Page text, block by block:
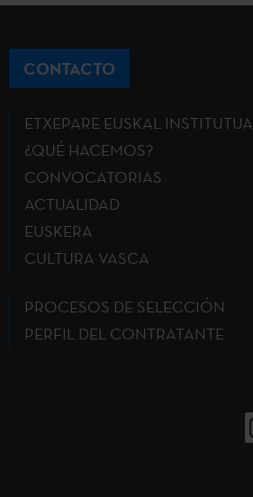
CONTACTO
ETXEPARE EUSKAL INSTITUTUA
¿QUÉ HACEMOS?
CONVOCATORIAS
ACTUALIDAD
EUSKERA
CULTURA VASCA
PROCESOS DE SELECCIÓN
PERFIL DEL CONTRATANTE